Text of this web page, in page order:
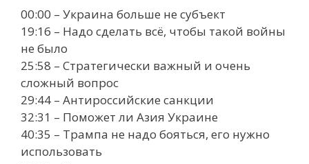
00:00 – Украина больше не субъект
19:16 – Надо сделать всё, чтобы такой войны
не было
25:58 – Стратегически важный и очень
сложный вопрос
29:44 – Антироссийские санкции
32:31 – Поможет ли Азия Украине
40:35 – Трампа не надо бояться, его нужно
использовать